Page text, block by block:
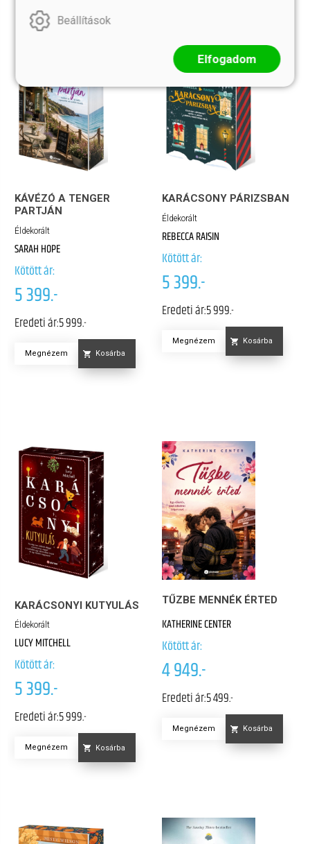
KÁVÉZÓ A TENGER
PARTJÁN
Éldekorált
SARAH HOPE
Kötött ár:
5 399.-
Eredeti ár:5 999.-
Megnézem Kosárba
KARÁCSONY PÁRIZSBAN
Éldekorált
REBECCA RAISIN
Kötött ár:
5 399.-
Eredeti ár:5 999.-
Megnézem Kosárba
KARÁCSONYI KUTYULÁS
Éldekorált
LUCY MITCHELL
Kötött ár:
5 399.-
Eredeti ár:5 999.-
Megnézem Kosárba
TŰZBE MENNÉK ÉRTED
KATHERINE CENTER
Kötött ár:
4 949.-
Eredeti ár:5 499.-
Megnézem Kosárba
Beállítások
Elfogadom